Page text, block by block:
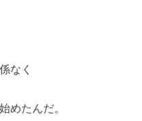
なく
めたんだ。